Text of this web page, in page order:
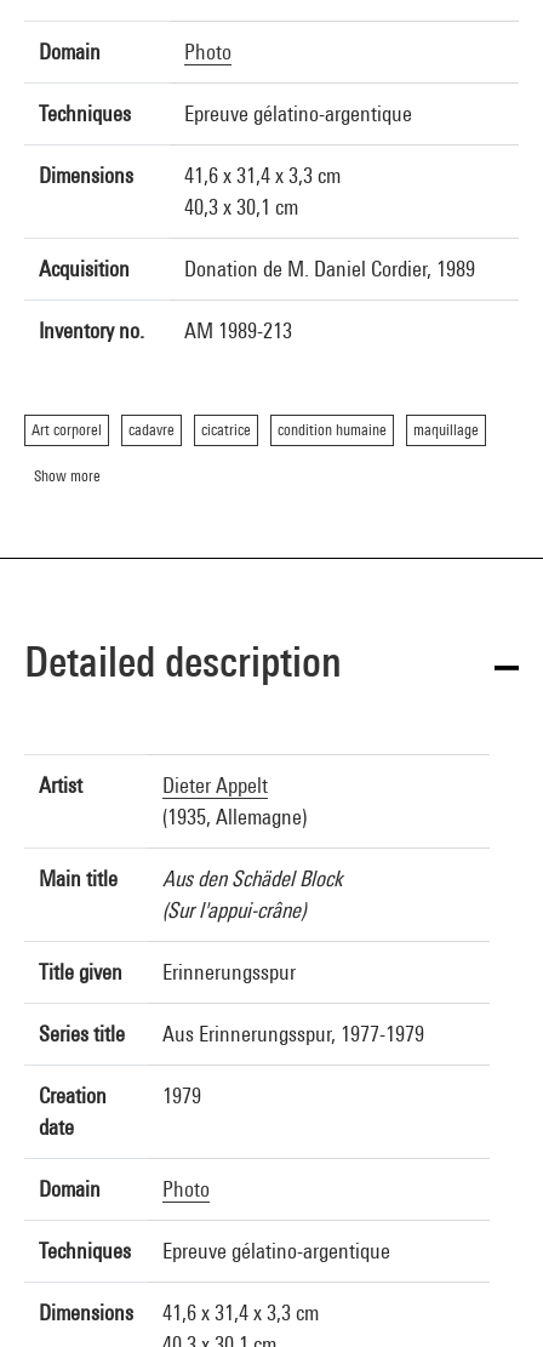
Domain Photo
Techniques Epreuve gélatino-argentique
Dimensions
41,6 x 31,4 x 3,3 cm
40,3 x 30,1 cm
Acquisition Donation de M. Daniel Cordier, 1989
Inventory no. AM 1989-213
Art corporel cadavre cicatrice condition humaine maquillage
Show more
Detailed description
Artist
Dieter Appelt
(1935, Allemagne)
Main title
Aus den Schädel Block
(Sur l'appui-crâne)
Title given Erinnerungsspur
Series title Aus Erinnerungsspur, 1977-1979
Creation
date
1979
Domain Photo
Techniques Epreuve gélatino-argentique
Dimensions
41,6 x 31,4 x 3,3 cm